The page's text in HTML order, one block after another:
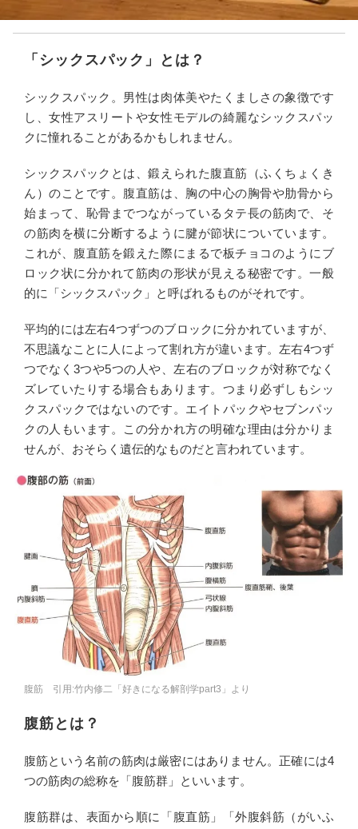
「シックスパック」とは？
シックスパック。男性は肉体美やたくましさの象徴です
し、女性アスリートや女性モデルの綺麗なシックスパッ
クに憧れることがあるかもしれません。
シックスパックとは、鍛えられた腹直筋（ふくちょくき
ん）のことです。腹直筋は、胸の中心の胸骨や肋骨から
始まって、恥骨までつながっているタテ長の筋肉で、そ
の筋肉を横に分断するように腱が節状についています。
これが、腹直筋を鍛えた際にまるで板チョコのようにブ
ロック状に分かれて筋肉の形状が見える秘密です。一般
的に「シックスパック」と呼ばれるものがそれです。
平均的には左右4つずつのブロックに分かれていますが、
不思議なことに人によって割れ方が違います。左右4つず
つでなく3つや5つの人や、左右のブロックが対称でなく
ズレていたりする場合もあります。つまり必ずしもシッ
クスパックではないのです。エイトパックやセブンパッ
クの人もいます。この分かれ方の明確な理由は分かりま
せんが、おそらく遺伝的なものだと言われています。
腹筋 引用:竹内修二「好きになる解剖学part3」より
腹筋とは？
腹筋という名前の筋肉は厳密にはありません。正確には4
つの筋肉の総称を「腹筋群」といいます。
腹筋群は、表面から順に「腹直筋」「外腹斜筋（がいふ